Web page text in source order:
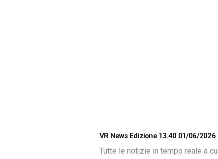
VR News Edizione 13.40 01/06/2026
Tutte le notizie in tempo reale a